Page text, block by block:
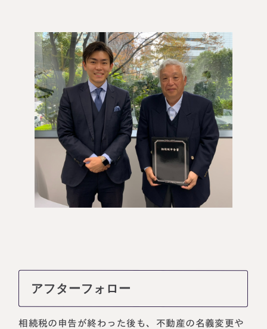
アフターフォロー
相続税の申告が終わった後も、不動産の名義変更や